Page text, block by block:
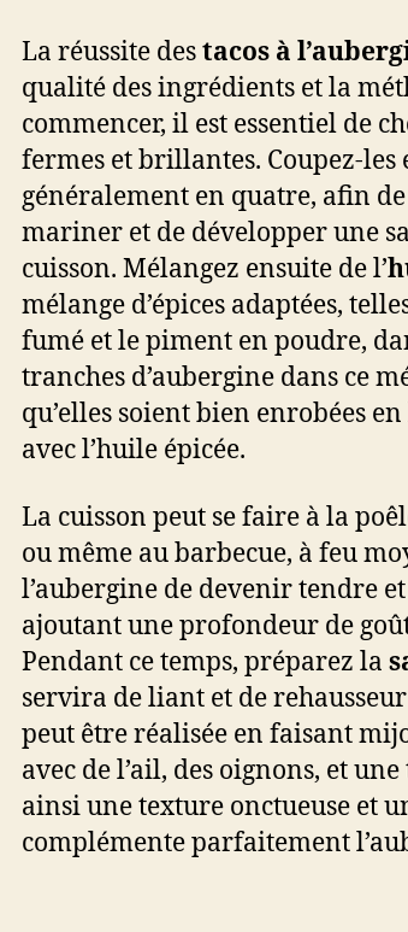
La réussite destacos à
qualité des ingrédients et la
commencer, il est essentiel de
fermes et brillantes. Coupez-les
généralement en quatre, afin
mariner et de développer une
cuisson. Mélangez ensuite de l’
mélange d’épices adaptées,
fumé et le piment en poudre,
tranches d’aubergine dans ce
qu’elles soient bien enrobées
avec l’huile épicée.
La cuisson peut se faire à la
ou même au barbecue, à feu
l’aubergine de devenir tendre
ajoutant une profondeur de
Pendant ce temps, préparez la
servira de liant et de rehausseur
peut être réalisée en faisant
avec de l’ail, des oignons, et
ainsi une texture onctueuse et
complémente parfaitement